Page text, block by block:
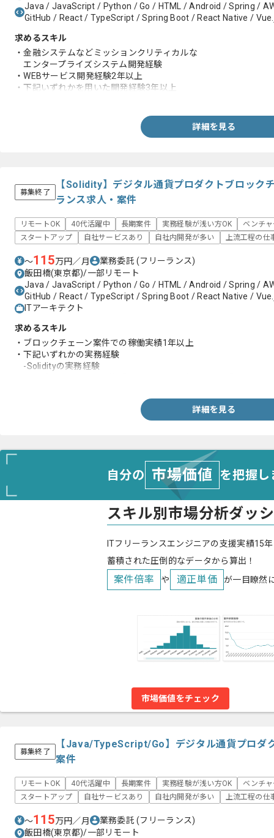
Java / JavaScript / Python / Go / HTML / Android / Spring /
GitHub / React / TypeScript / Spring Boot / React Native /
求めるスキル
・金融システムなどミッションクリティカルな
エンタープライズシステム開発経験
・WEBサービス開発経験2年以上
・下記いずれかを用いた開発経験3年以上
詳細を見る
募集終了
【Solidity】デジタル通貨プロダクトブロック
ランス求人・案件
リモートOK 40代活躍中 長期案件 実務経験が浅い方OK
ベンチ
スタートアップ
自社サービスあり 自社内開発が多い 上流工程の仕
〜115万円／月 業務委託(フリーランス)
飯田橋(東京都)/一部リモート
Java / JavaScript / Python / Go / HTML / Android / Spring /
GitHub / React / TypeScript / Spring Boot / React Native /
ITアーキテクト
求めるスキル
・ブロックチェーン案件での稼働実績1年以上
・下記いずれかの実務経験
-Solidityの実務経験
詳細を見る
自分の 市場価値 を把握
スキル別市場分析ダッ
ITフリーランスエンジニアの支援実績15
蓄積された圧倒的なデータから算出！
案件倍率 や 適正単価 が一目瞭然
市場価値をチェック
募集終了
【Java/TypeScript/Go】デジタル通貨プロダ
案件
リモートOK 40代活躍中 長期案件 実務経験が浅い方OK
ベンチ
スタートアップ
自社サービスあり 自社内開発が多い 上流工程の仕
〜115万円／月 業務委託(フリーランス)
飯田橋(東京都)/一部リモート